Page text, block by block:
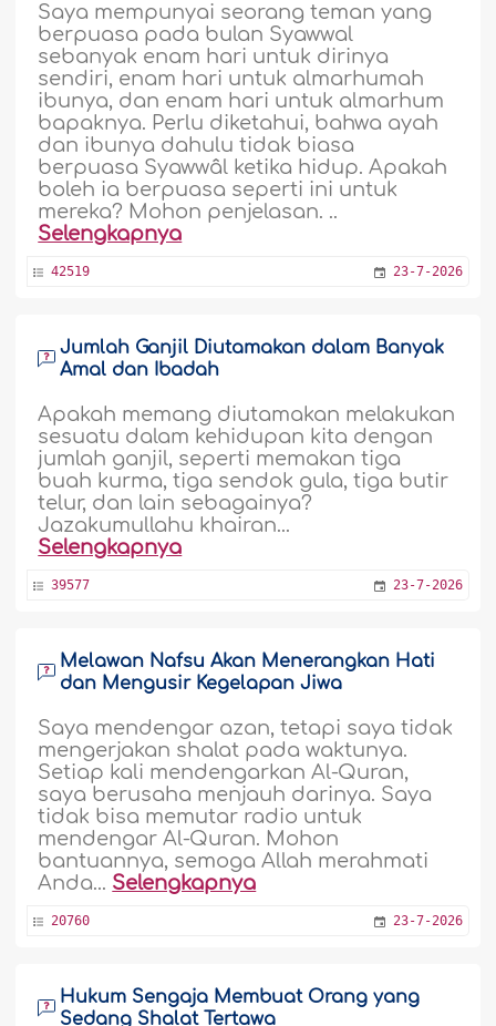
Saya mempunyai seorang teman yang
berpuasa pada bulan Syawwal
sebanyak enam hari untuk dirinya
sendiri, enam hari untuk almarhumah
ibunya, dan enam hari untuk almarhum
bapaknya. Perlu diketahui, bahwa ayah
dan ibunya dahulu tidak biasa
berpuasa Syawwâl ketika hidup. Apakah
boleh ia berpuasa seperti ini untuk
mereka? Mohon penjelasan. ..
Selengkapnya
42519 23-7-2026
Jumlah Ganjil Diutamakan dalam Banyak
Amal dan Ibadah
Apakah memang diutamakan melakukan
sesuatu dalam kehidupan kita dengan
jumlah ganjil, seperti memakan tiga
buah kurma, tiga sendok gula, tiga butir
telur, dan lain sebagainya?
Jazakumullahu khairan...
Selengkapnya
39577 23-7-2026
Melawan Nafsu Akan Menerangkan Hati
dan Mengusir Kegelapan Jiwa
Saya mendengar azan, tetapi saya tidak
mengerjakan shalat pada waktunya.
Setiap kali mendengarkan Al-Quran,
saya berusaha menjauh darinya. Saya
tidak bisa memutar radio untuk
mendengar Al-Quran. Mohon
bantuannya, semoga Allah merahmati
Anda... Selengkapnya
20760 23-7-2026
Hukum Sengaja Membuat Orang yang
Sedang Shalat Tertawa